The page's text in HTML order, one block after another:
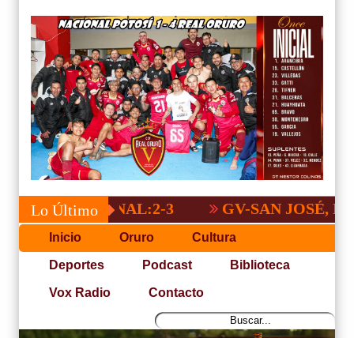
Lo Último
NACIONAL:2-3 GV-SAN JOSÉ, NO
Inicio Oruro Cultura
Deportes Podcast Biblioteca
Vox Radio Contacto